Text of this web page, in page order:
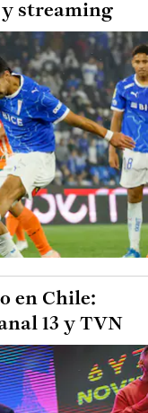
y streaming
en Chile:
13 y TVN